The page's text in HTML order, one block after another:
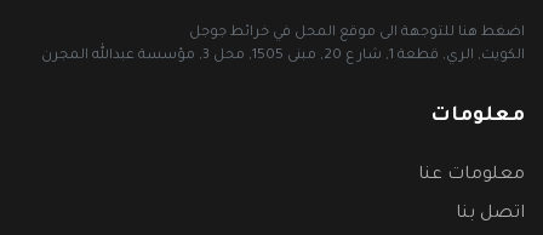
اضغط هنا للتوجهة الى موقع المحل في خرائط جوجل
الكويت, الري, قطعة 1, شار ع 20, مبنى 1505, محل 3, مؤسسة عبدالله المجرن
معلومات
معلومات عنا
اتصل بنا